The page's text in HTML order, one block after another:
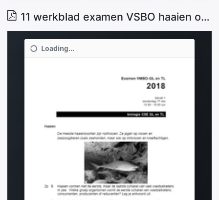
11 werkblad examen VSBO haaien opgaven